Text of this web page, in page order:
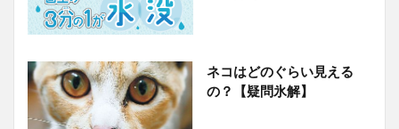
ネコはどのぐらい見える
の？【疑問氷解】